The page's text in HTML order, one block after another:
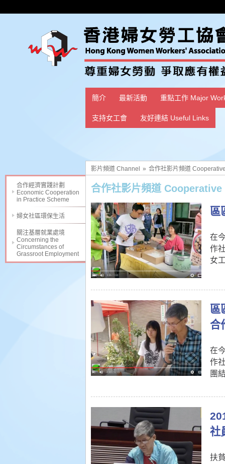
簡介 最新活動 重點工作 Major
支持女工會 友好連結 Useful Links
合作經濟實踐計劃
Economic Cooperation
in Practice Scheme
婦女社區環保生活
關注基層就業處境
Concerning the
Circumstances of
Grassroot Employment
影片頻道 Channel » 合作社影片頻道
合作社影片頻道
區
在
作
女
區
合
在
作
團
社
扶